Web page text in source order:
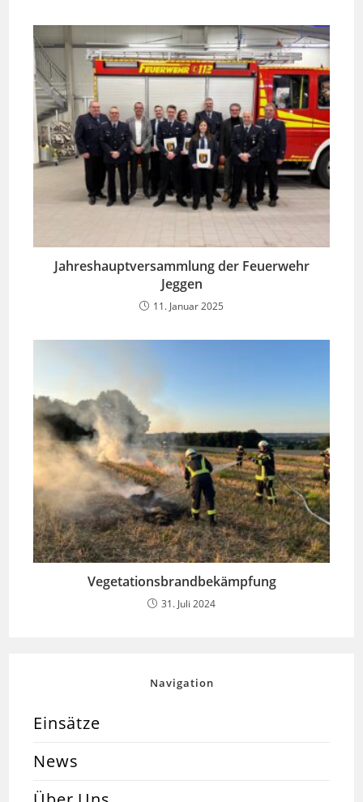
Jahreshauptversammlung der Feuerwehr
Jeggen
11. Januar 2025
Vegetationsbrandbekämpfung
31. Juli 2024
Navigation
Einsätze
News